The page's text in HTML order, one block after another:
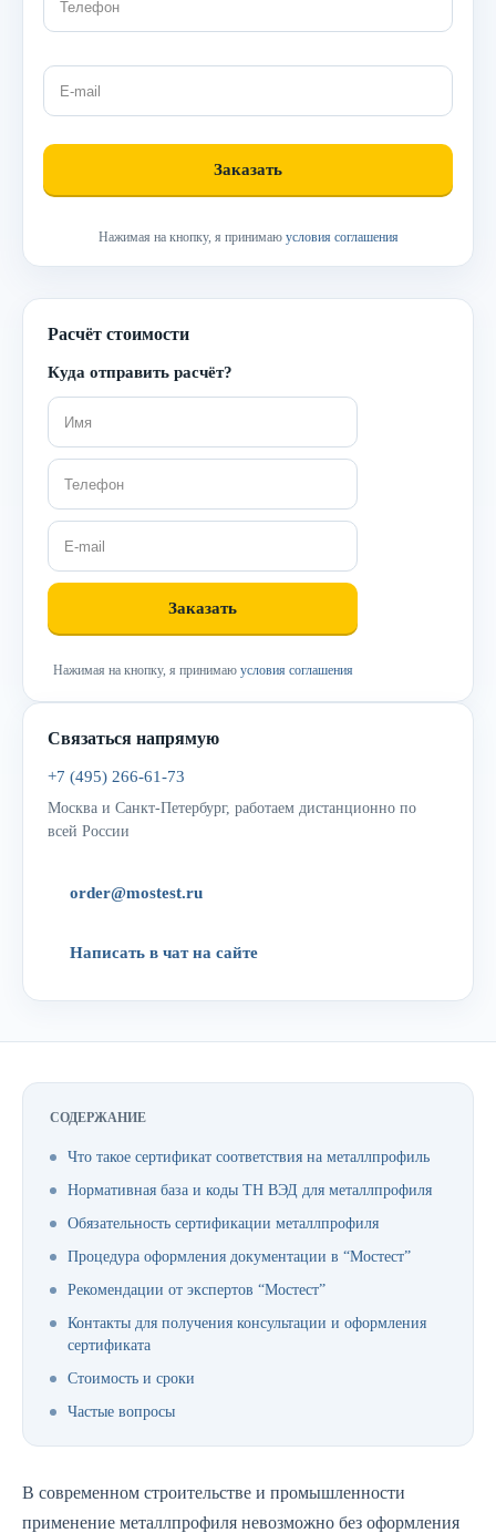
Нажимая на кнопку, я принимаю условия соглашения
Расчёт стоимости
Куда отправить расчёт?
Нажимая на кнопку, я принимаю условия соглашения
Связаться напрямую
+7 (495) 266-61-73
Москва и Санкт-Петербург, работаем дистанционно по
всей России
order@mostest.ru
Написать в чат на сайте
СОДЕРЖАНИЕ
Что такое сертификат соответствия на металлпрофиль
Нормативная база и коды ТН ВЭД для металлпрофиля
Обязательность сертификации металлпрофиля
Процедура оформления документации в “Мостест”
Рекомендации от экспертов “Мостест”
Контакты для получения консультации и оформления
сертификата
Стоимость и сроки
Частые вопросы
В современном строительстве и промышленности
применение металлпрофиля невозможно без оформления